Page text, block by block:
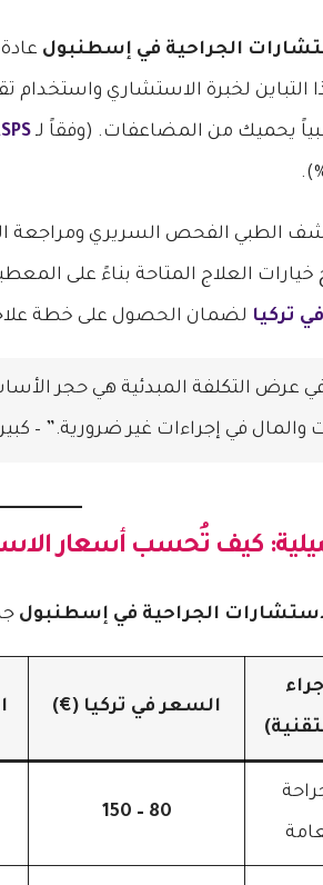
الجراحية في إسطنبول
التباين لخبرة الاستشاري واستخدام
يحميك من المضاعفات. (وفقاً لـ
الطبي الفحص السريري ومراجعة
خيارات العلاج المتاحة بناءً على
تركيا لضمان الحصول على خطة
عرض التكلفة المبدئية هي حجر
والمال في إجراءات غير ضرورية.” –
كيف تُحسب أسعار
الجراحية في إسطنبول
السعر في تركيا (€)
80 – 150